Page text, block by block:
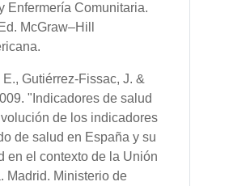
Enfermería Comunitaria.
McGraw–Hill
E., Gutiérrez-Fissac, J. &
"Indicadores de salud
de los indicadores
de salud en España y su
en el contexto de la Unión
Madrid. Ministerio de